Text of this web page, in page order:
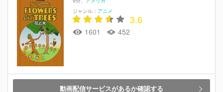
ジャンル： アニメ
3.6
1601 452
動画配信サービスがあるか確認する